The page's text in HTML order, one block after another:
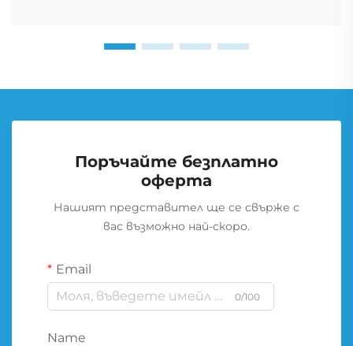
Поръчайте безплатно
оферта
Нашият представител ще се свърже с
вас възможно най-скоро.
Email
0/100
Name